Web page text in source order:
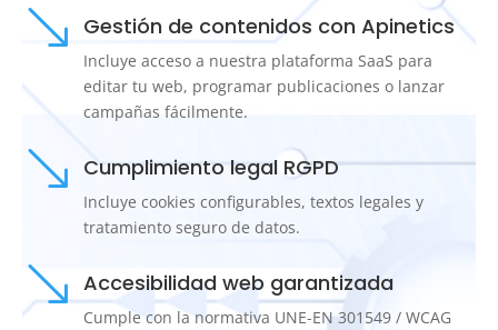
' Gestión de contenidos con Apinetics
Incluye acceso a nuestra plataforma SaaS para
editar tu web, programar publicaciones o lanzar
campañas fácilmente.
' Cumplimiento legal RGPD
Incluye cookies configurables, textos legales y
tratamiento seguro de datos.
' Accesibilidad web garantizada
Cumple con la normativa UNE-EN 301549 / WCAG